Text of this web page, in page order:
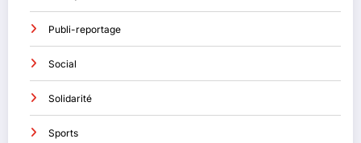
Publi-reportage
Social
Solidarité
Sports